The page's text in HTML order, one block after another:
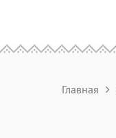
Главная